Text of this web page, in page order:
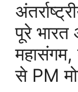
पूरे भारत
से PM